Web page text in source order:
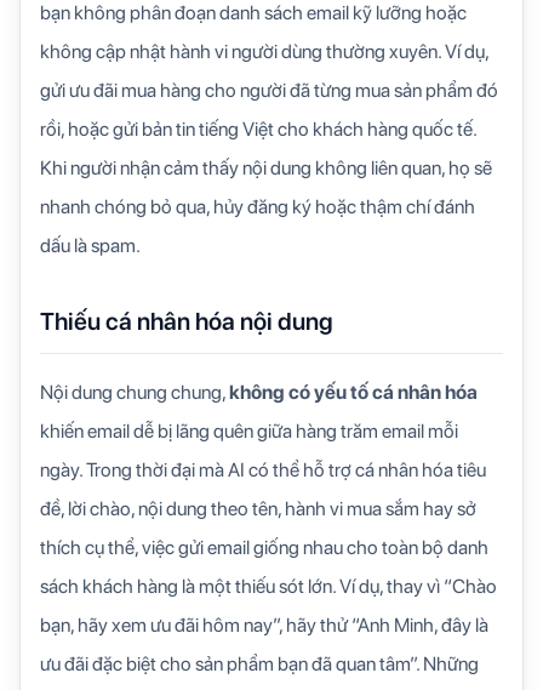
bạn không phân đoạn danh sách email kỹ lưỡng hoặc
không cập nhật hành vi người dùng thường xuyên. Ví dụ,
gửi ưu đãi mua hàng cho người đã từng mua sản phẩm đó
rồi, hoặc gửi bản tin tiếng Việt cho khách hàng quốc tế.
Khi người nhận cảm thấy nội dung không liên quan, họ sẽ
nhanh chóng bỏ qua, hủy đăng ký hoặc thậm chí đánh
dấu là spam.
Thiếu cá nhân hóa nội dung
Nội dung chung chung,không có yếu tố cá nhân hóa
khiến email dễ bị lãng quên giữa hàng trăm email mỗi
ngày. Trong thời đại mà AI có thể hỗ trợ cá nhân hóa tiêu
đề, lời chào, nội dung theo tên, hành vi mua sắm hay sở
thích cụ thể, việc gửi email giống nhau cho toàn bộ danh
sách khách hàng là một thiếu sót lớn. Ví dụ, thay vì “Chào
bạn, hãy xem ưu đãi hôm nay”, hãy thử “Anh Minh, đây là
ưu đãi đặc biệt cho sản phẩm bạn đã quan tâm”. Những